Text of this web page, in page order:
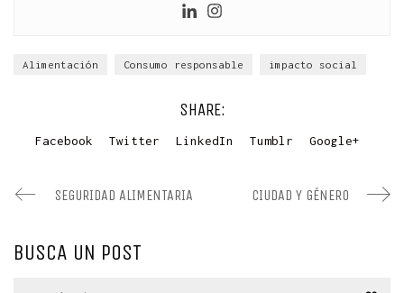
Alimentación Consumo responsable impacto social
SHARE:
Facebook Twitter LinkedIn Tumblr Google+
SEGURIDAD ALIMENTARIA CIUDAD Y GÉNERO
BUSCA UN POST